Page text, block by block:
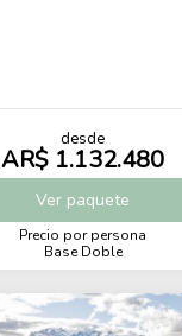
desde
AR$ 1.132.480
Ver paquete
Precio por persona
Base Doble